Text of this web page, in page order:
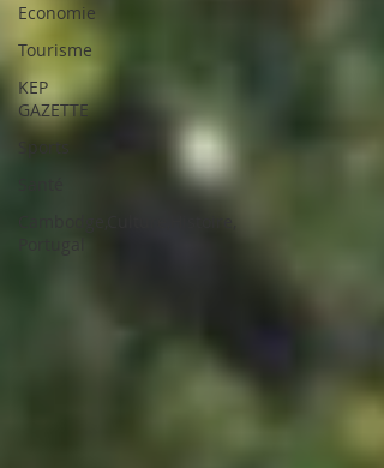
Economie
Tourisme
KEP
GAZETTE
Sports